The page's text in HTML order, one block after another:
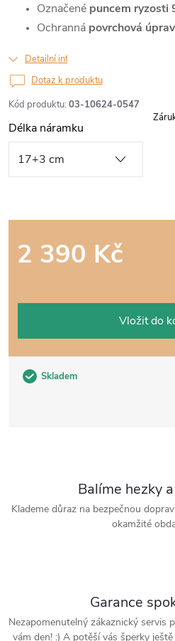
Kód produktu: 03-10624-0547
Označené puncem ryzosti
Ochranná povrchová
Detailní informace
Délka náramku
Skladem
2 390 Kč
Vložit do
Dotaz k produktu
Balíme hezky
Klademe důraz na bezpečnou
okamžité
Garance
Nezapomenutelný zákaznický servis
vám den! :) A potěší vás šperky